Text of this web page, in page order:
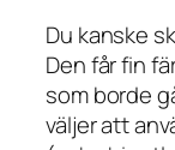
Du kanske
Den får fin
som borde
väljer att